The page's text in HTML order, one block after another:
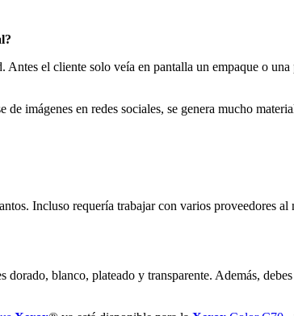
el cliente solo veía en pantalla un empaque o
de imágenes en redes sociales, se genera mucho
Incluso requería trabajar con varios proveedores
blanco, plateado y transparente. Además,